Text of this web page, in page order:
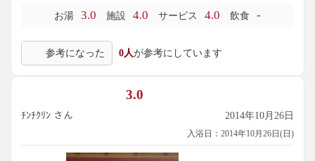
お湯 3.0 施設 4.0 サービス 4.0 飲食 -
参考になった 0人が参考にしています
3.0
ﾁﾝﾁｸﾘﾝ さん 2014年10月26日
入浴日：2014年10月26日(日)